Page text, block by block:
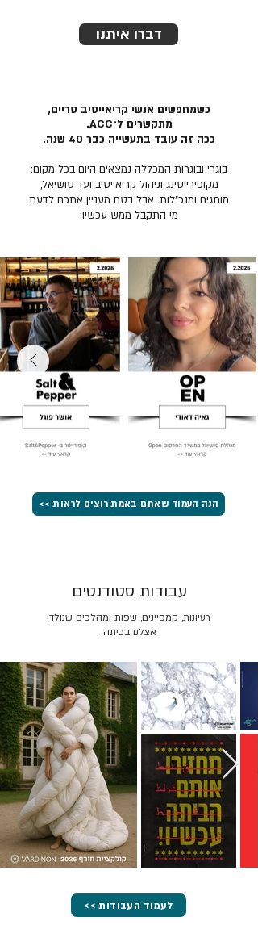
דברו איתנו
כשמחפשים אנשי קריאייטיב טריים,
מתקשרים ל־ACC.
ככה זה עובד בתעשייה כבר 40 שנה.
בוגרי ובוגרות המכללה נמצאים היום בכל מקום:
מקופירייטינג וניהול קריאייטיב ועד סושיאל,
מותגים ומנכ״לות. אבל בטח מעניין אתכם לדעת
מי התקבל ממש עכשיו:
הנה העמוד שאתם באמת רוצים לראות >>
רעיונות, קמפיינים, שפות ומהלכים שנולדו
אצלנו בכיתה.
עבודות סטודנטים
<< לעמוד העבודות